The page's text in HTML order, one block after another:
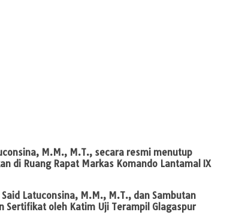
M.M., M.T., secara resmi menutup
di Ruang Rapat Markas Komando Lantamal IX
Latuconsina, M.M., M.T., dan Sambutan
Sertifikat oleh Katim Uji Terampil Glagaspur